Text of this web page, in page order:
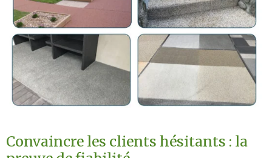
Convaincre les clients hésitants : la